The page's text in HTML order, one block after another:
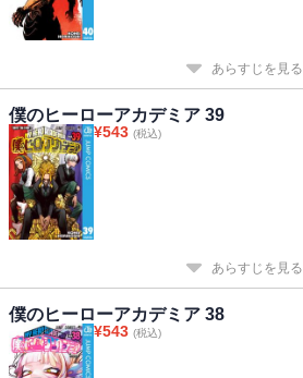
あらすじを見る
僕のヒーローアカデミア 39
¥543 (税込)
あらすじを見る
僕のヒーローアカデミア 38
¥543 (税込)